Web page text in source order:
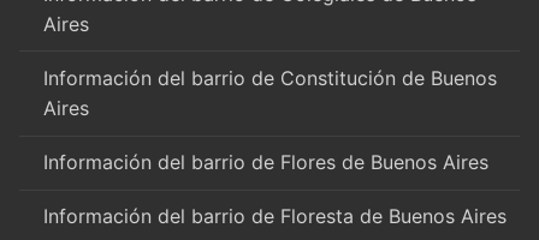
Aires
Información del barrio de Constitución de Buenos
Aires
Información del barrio de Flores de Buenos Aires
Información del barrio de Floresta de Buenos Aires